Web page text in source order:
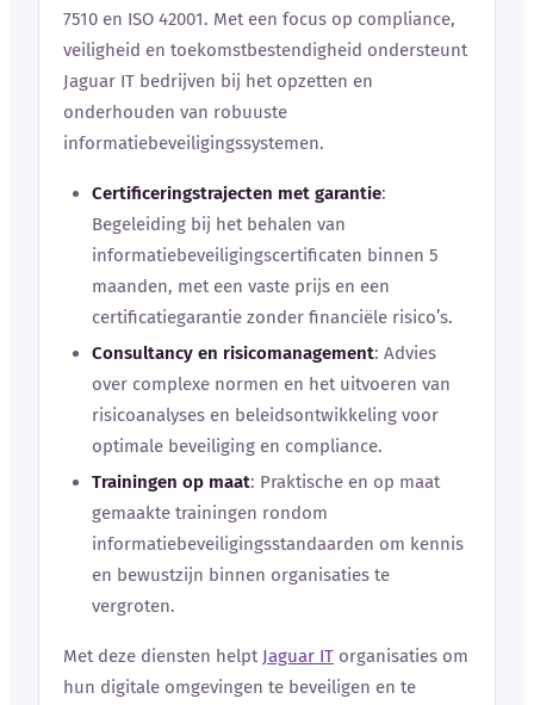
7510 en ISO 42001. Met een focus op compliance,
veiligheid en toekomstbestendigheid ondersteunt
Jaguar IT bedrijven bij het opzetten en
onderhouden van robuuste
informatiebeveiligingssystemen.
Certificeringstrajecten met garantie:
Begeleiding bij het behalen van
informatiebeveiligingscertificaten binnen 5
maanden, met een vaste prijs en een
certificatiegarantie zonder financiële risico’s.
Consultancy en risicomanagement: Advies
over complexe normen en het uitvoeren van
risicoanalyses en beleidsontwikkeling voor
optimale beveiliging en compliance.
Trainingen op maat: Praktische en op maat
gemaakte trainingen rondom
informatiebeveiligingsstandaarden om kennis
en bewustzijn binnen organisaties te
vergroten.
Met deze diensten helpt Jaguar IT organisaties om
hun digitale omgevingen te beveiligen en te